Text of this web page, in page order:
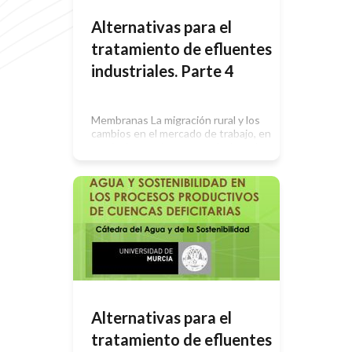
Alternativas para el
tratamiento de efluentes
industriales. Parte 4
Membranas La migración rural y los
cambios en el mercado de trabajo, en
y con bajos ingresos, preocupa ante
el efecto invernadero que
incrementa las temperatura del
planeta. Procesos de membranas
empleados en el Tratamiento de
Aguas Basados en el gradiente de
presión: Microfiltración […]
Alternativas para el
tratamiento de efluentes